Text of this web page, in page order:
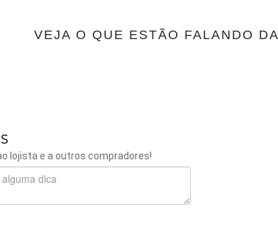
VEJA O QUE ESTÃO FALANDO
lojista e a outros compradores!